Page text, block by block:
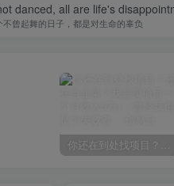
danced, all are life's
不曾起舞的日子，都是对生命的辜负
你还在到处找项目？还在当韭菜？我靠卖项目一个月收入5万+，曾经我也是个失败者。